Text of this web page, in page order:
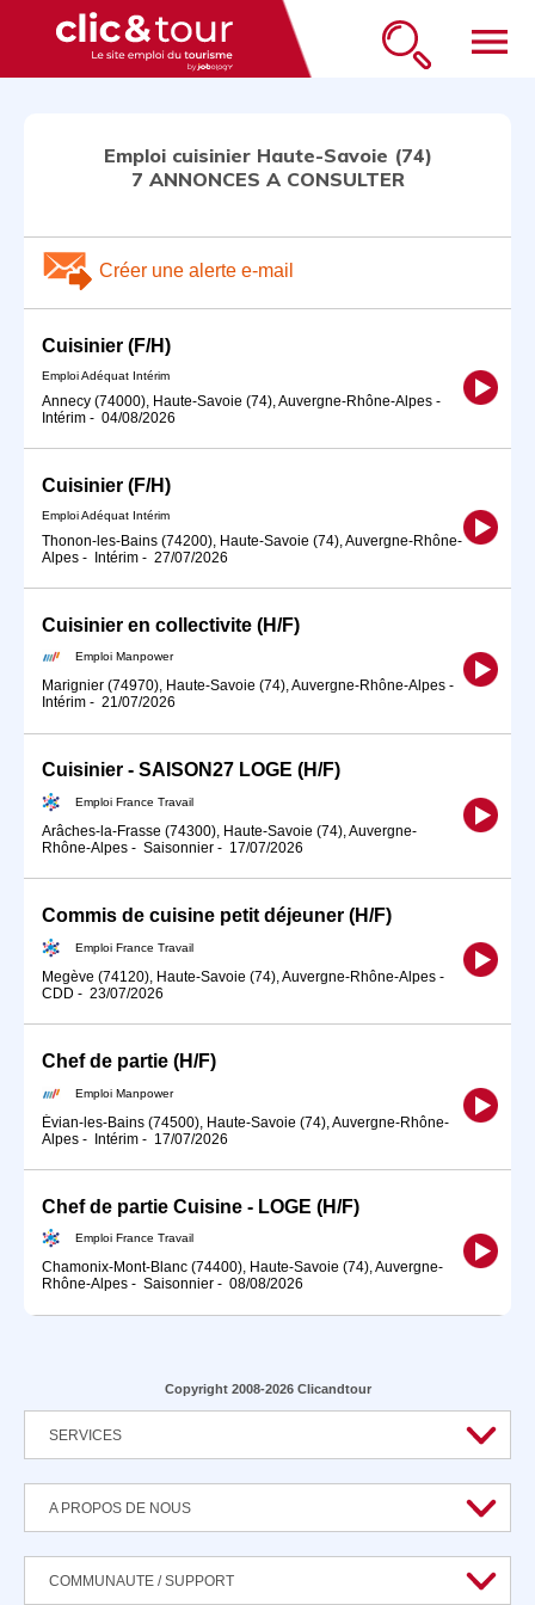
menu
Emploi cuisinier Haute-Savoie (74)
7 ANNONCES A CONSULTER
Créer une alerte e-mail
Cuisinier (F/H)
Emploi Adéquat Intérim
Annecy (74000), Haute-Savoie (74), Auvergne-Rhône-Alpes -
Intérim - 04/08/2026
Cuisinier (F/H)
Emploi Adéquat Intérim
Thonon-les-Bains (74200), Haute-Savoie (74), Auvergne-Rhône-
Alpes - Intérim - 27/07/2026
Cuisinier en collectivite (H/F)
Emploi Manpower
Marignier (74970), Haute-Savoie (74), Auvergne-Rhône-Alpes -
Intérim - 21/07/2026
Cuisinier - SAISON27 LOGE (H/F)
Emploi France Travail
Arâches-la-Frasse (74300), Haute-Savoie (74), Auvergne-
Rhône-Alpes - Saisonnier - 17/07/2026
Commis de cuisine petit déjeuner (H/F)
Emploi France Travail
Megève (74120), Haute-Savoie (74), Auvergne-Rhône-Alpes -
CDD - 23/07/2026
Chef de partie (H/F)
Emploi Manpower
Évian-les-Bains (74500), Haute-Savoie (74), Auvergne-Rhône-
Alpes - Intérim - 17/07/2026
Chef de partie Cuisine - LOGE (H/F)
Emploi France Travail
Chamonix-Mont-Blanc (74400), Haute-Savoie (74), Auvergne-
Rhône-Alpes - Saisonnier - 08/08/2026
Copyright 2008-2026 Clicandtour
SERVICES
A PROPOS DE NOUS
COMMUNAUTE / SUPPORT